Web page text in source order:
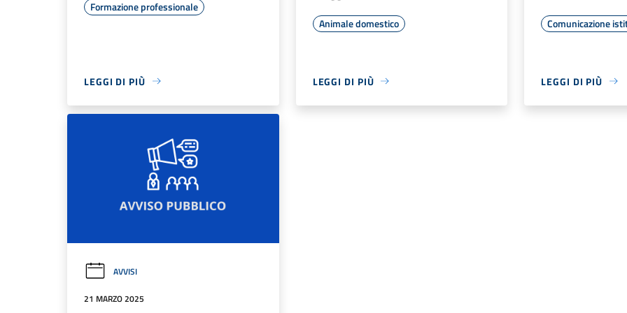
Formazione professionale
LEGGI DI PIÙ
Animale domestico
LEGGI DI PIÙ
Comunicazione
LEGGI DI PIÙ
AVVISI
21 MARZO 2025